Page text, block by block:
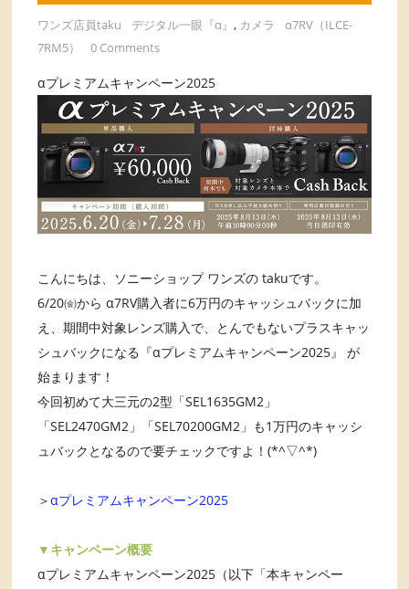
ワンズ店員taku デジタル一眼『α』, カメラ
α7RV（ILCE-
7RM5）
0 Comments
αプレミアムキャンペーン2025
こんにちは、ソニーショップ ワンズの takuです。
6/20㈮から α7RV購入者に6万円のキャッシュバックに加
え、期間中対象レンズ購入で、とんでもないプラスキャッ
シュバックになる『αプレミアムキャンペーン2025』 が
始まります！
今回初めて大三元の2型「SEL1635GM2」
「SEL2470GM2」「SEL70200GM2」も1万円のキャッシ
ュバックとなるので要チェックですよ！(*^▽^*)
＞αプレミアムキャンペーン2025
▼キャンペーン概要
αプレミアムキャンペーン2025（以下「本キャンペー